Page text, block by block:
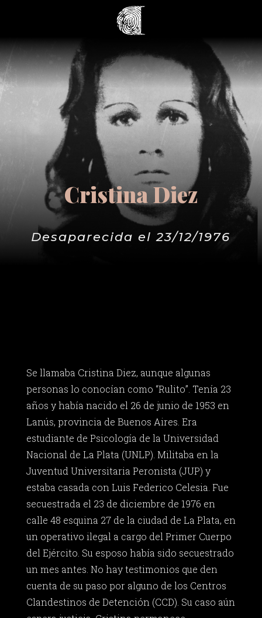
Cristina Diez
Desaparecida el 23/12/1976
Se llamaba Cristina Diez, aunque algunas
personas lo conocían como “Rulito”. Tenía 23
años y había nacido el 26 de junio de 1953 en
Lanús, provincia de Buenos Aires. Era
estudiante de Psicología de la Universidad
Nacional de La Plata (UNLP). Militaba en la
Juventud Universitaria Peronista (JUP) y
estaba casada con Luis Federico Celesia. Fue
secuestrada el 23 de diciembre de 1976 en
calle 48 esquina 27 de la ciudad de La Plata, en
un operativo ilegal a cargo del Primer Cuerpo
del Ejército. Su esposo había sido secuestrado
un mes antes. No hay testimonios que den
cuenta de su paso por alguno de los Centros
Clandestinos de Detención (CCD). Su caso aún